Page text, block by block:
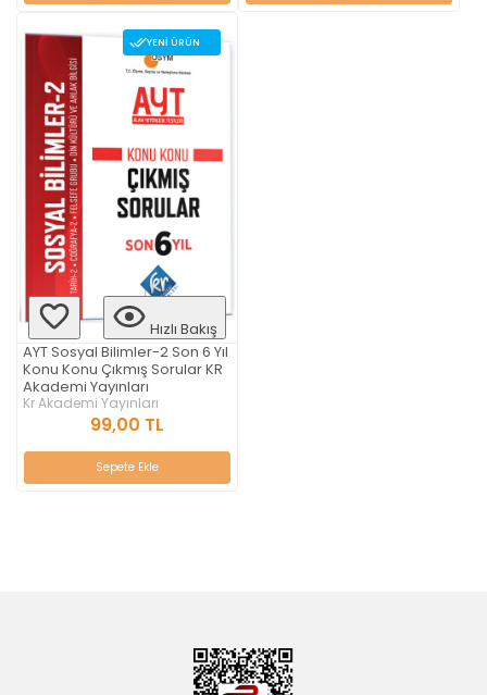
YENI ÜRÜN
Hızlı Bakış
AYT Sosyal Bilimler-2 Son 6 Yıl
Konu Konu Çıkmış Sorular KR
Akademi Yayınları
Kr Akademi Yayınları
99,00 TL
Sepete Ekle